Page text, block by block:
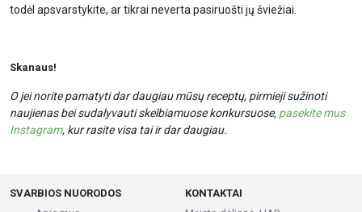
todėl apsvarstykite, ar tikrai neverta pasiruošti jų šviežiai.
Skanaus!
O jei norite pamatyti dar daugiau mūsų receptų, pirmieji sužinoti
naujienas bei sudalyvauti skelbiamuose konkursuose, pasekite mus
Instagram, kur rasite visa tai ir dar daugiau.
SVARBIOS NUORODOS
KONTAKTAI